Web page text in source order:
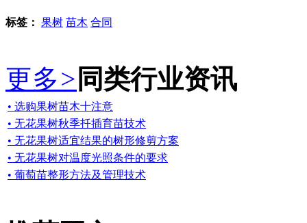
标签： 果树 苗木 合同
更多> 同类行业资讯
• 选购果树苗木十注意
• 无花果树秋季扦插育苗技术
• 无花果树适宜结果的树形修剪方案
• 无花果树对温度光照条件的要求
• 葡萄苗整形方法及管理技术